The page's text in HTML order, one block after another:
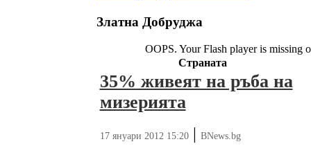
Златна Добруджа
OOPS. Your Flash player is missing
Страната
35% живеят на ръба на
мизерията
17 януари 2012 15:20| BNews.bg